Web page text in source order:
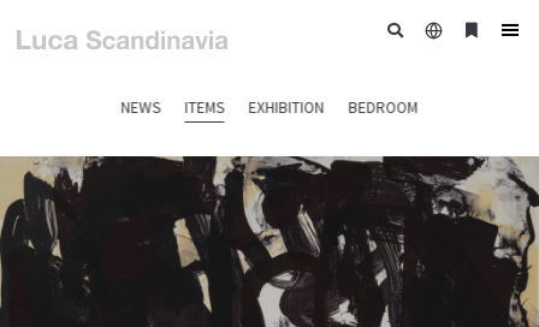
NEWS ITEMS EXHIBITION BEDROOM
日
ブ
ー
ク